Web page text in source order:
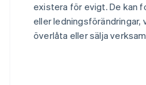
existera för evigt. De kan
eller
överlåta eller sälja